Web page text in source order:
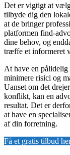
Det er vigtigt at
tilbyde dig den
at de bringer
platformen find-
dine behov, og
træffe et informeret
At have en
minimere risici og
Uanset om det
konflikt, kan en
resultat. Det er
at have en
af din forretning.
Få et gratis tilbud